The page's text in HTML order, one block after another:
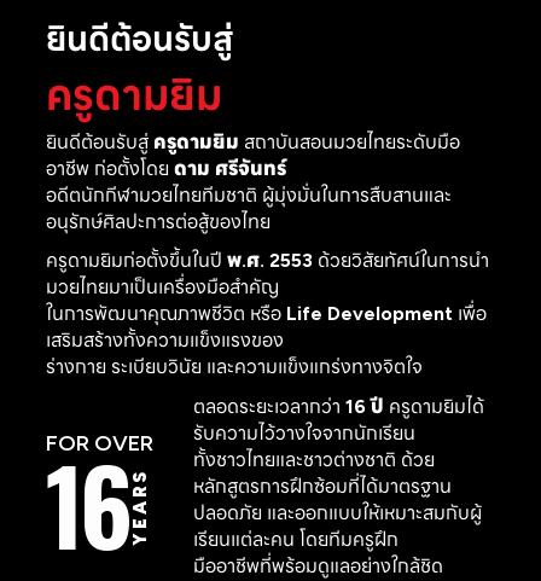
ยินดีต้อนรับสู่
ครูดามยิม
ยินดีต้อนรับสู่ ครูดามยิม สถาบันสอนมวยไทยระดับมือ
อาชีพ ก่อตั้งโดย ดาม ศรีจันทร์
อดีตนักกีฬามวยไทยทีมชาติ ผู้มุ่งมั่นในการสืบสานและ
อนุรักษ์ศิลปะการต่อสู้ของไทย
ครูดามยิมก่อตั้งขึ้นในปี พ.ศ. 2553ด้วยวิสัยทัศน์ในการนำ
มวยไทยมาเป็นเครื่องมือสำคัญ
ในการพัฒนาคุณภาพชีวิต หรือ Life Developmentเพื่อ
เสริมสร้างทั้งความแข็งแรงของ
ร่างกาย ระเบียบวินัย และความแข็งแกร่งทางจิตใจ
FOR OVER
16YEARS
ตลอดระยะเวลากว่า 16 ปี ครูดามยิมได้
รับความไว้วางใจจากนักเรียน
ทั้งชาวไทยและชาวต่างชาติ ด้วย
หลักสูตรการฝึกซ้อมที่ได้มาตรฐาน
ปลอดภัย และออกแบบให้เหมาะสมกับผู้
เรียนแต่ละคน โดยทีมครูฝึก
มืออาชีพที่พร้อมดูแลอย่างใกล้ชิด